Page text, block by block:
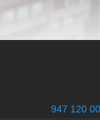
947 120